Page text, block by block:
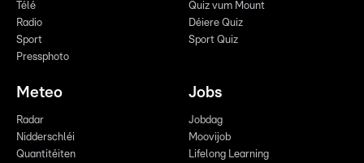
Télé
Radio
Sport
Pressphoto
Quiz vum Mount
Déiere Quiz
Sport Quiz
Meteo
Radar
Nidderschléi
Quantitéiten
Jobs
Jobdag
Moovijob
Lifelong Learning